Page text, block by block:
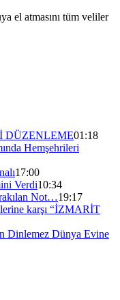
el atmasını tüm veliler
DÜZENLEME01:18
Hemşehrileri
17:00
Verdi10:34
Not…19:17
karşı “İZMARİT
Dinlemez Dünya Evine